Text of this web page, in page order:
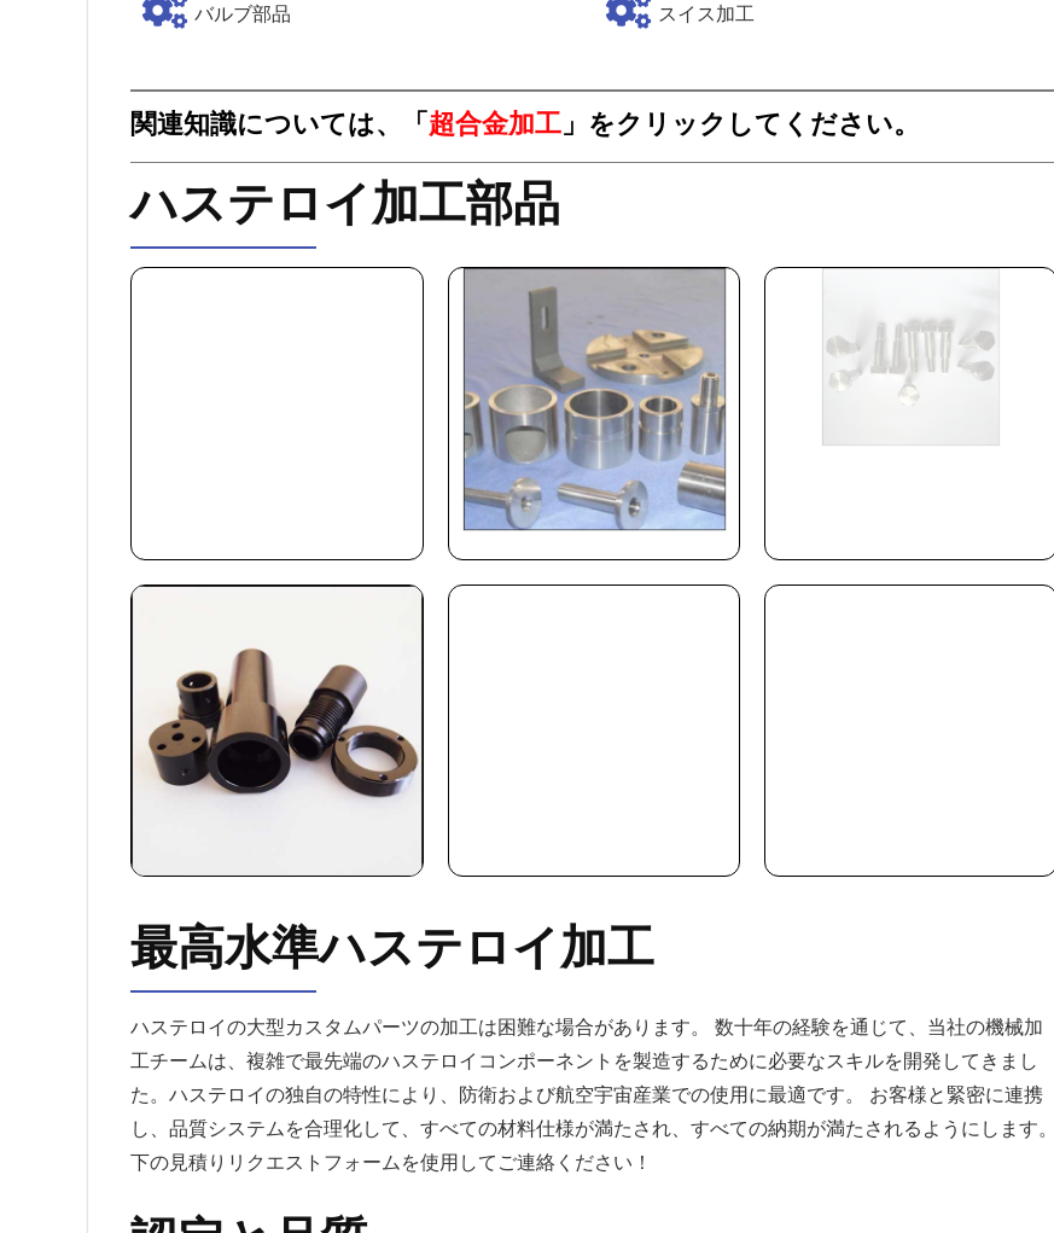
バルブ部品 スイス加工
関連知識については、「 超合金加工 」をクリックしてください。
ハステロイ加工部品
最高水準ハステロイ加工
ハステロイの大型カスタムパーツの加工は困難な場合があります。 数十年の経験を通じて、当社の機械加
工チームは、複雑で最先端のハステロイコンポーネントを製造するために必要なスキルを開発してきまし
た。ハステロイの独自の特性により、防衛および航空宇宙産業での使用に最適です。 お客様と緊密に連携
し、品質システムを合理化して、すべての材料仕様が満たされ、すべての納期が満たされるようにします。
下の見積りリクエストフォームを使用してご連絡ください！